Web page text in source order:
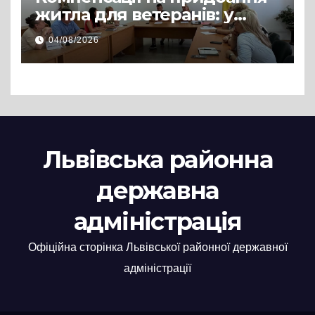
житла для ветеранів: у
Львівській РДА розглянули
нові заяви
04/08/2026
Львівська районна
державна
адміністрація
Офіційна сторінка Львівської районної державної
адміністрації